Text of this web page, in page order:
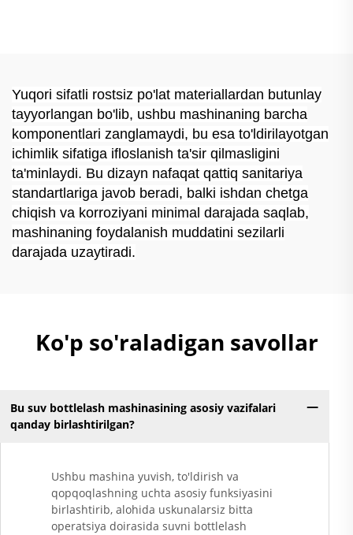
Yuqori sifatli rostsiz po'lat materiallardan butunlay
tayyorlangan bo'lib, ushbu mashinaning barcha
komponentlari zanglamaydi, bu esa to'ldirilayotgan
ichimlik sifatiga ifloslanish ta'sir qilmasligini
ta'minlaydi. Bu dizayn nafaqat qattiq sanitariya
standartlariga javob beradi, balki ishdan chetga
chiqish va korroziyani minimal darajada saqlab,
mashinaning foydalanish muddatini sezilarli
darajada uzaytiradi.
Ko'p so'raladigan savollar
Bu suv bottlelash mashinasining asosiy vazifalari
qanday birlashtirilgan?
Ushbu mashina yuvish, to'ldirish va
qopqoqlashning uchta asosiy funksiyasini
birlashtirib, alohida uskunalarsiz bitta
operatsiya doirasida suvni bottlelash